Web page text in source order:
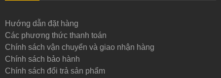
Hướng dẫn đặt hàng
Các phương thức thanh toán
Chính sách vận chuyển và giao nhận hàng
Chính sách bảo hành
Chính sách đổi trả sản phẩm